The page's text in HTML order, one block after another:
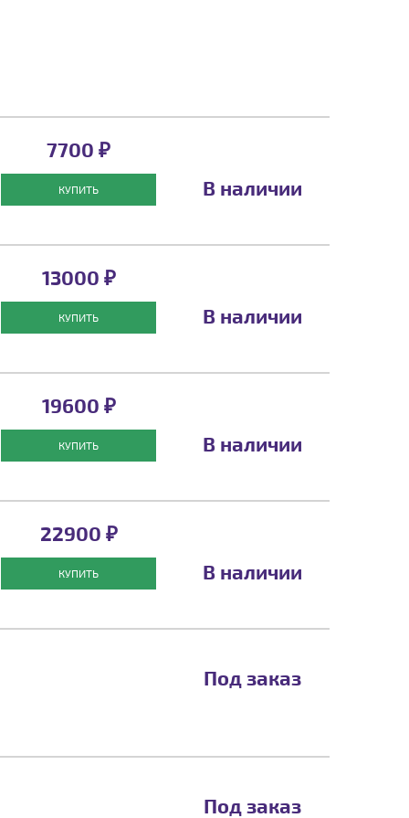
7700 ₽
КУПИТЬ В наличии
13000 ₽
КУПИТЬ В наличии
19600 ₽
КУПИТЬ В наличии
22900 ₽
КУПИТЬ В наличии
Под заказ
Под заказ